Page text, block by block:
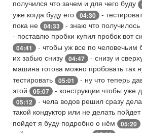
получился что зачем и для чего буду
уже когда буду его
04:30
-
пока не
04:33 - знаю что получилось
- поставлю пробки купил пробок вот
04:41 - чтобы уж все по человечьим
их забью снизу
04:47 - снизу и
машина готова можно пробовать так
тестировать
05:01
- ну что теперь
этой
05:07 - конструкции чтобы уже
05:12 - чела водов решил сразу
такой кондуктор или не делать
пойдет я буду подробно о нём
05:20